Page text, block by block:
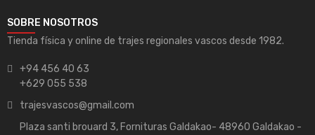
SOBRE NOSOTROS
Tienda física y online de trajes regionales vascos desde 1982.
+94 456 40 63
+629 055 538
trajesvascos@gmail.com
Plaza santi brouard 3, Fornituras Galdakao- 48960 Galdakao -